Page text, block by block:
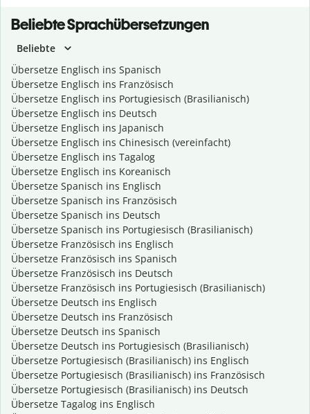
Beliebte Sprachübersetzungen
Beliebte
Übersetze Englisch ins Spanisch
Übersetze Englisch ins Französisch
Übersetze Englisch ins Portugiesisch (Brasilianisch)
Übersetze Englisch ins Deutsch
Übersetze Englisch ins Japanisch
Übersetze Englisch ins Chinesisch (vereinfacht)
Übersetze Englisch ins Tagalog
Übersetze Englisch ins Koreanisch
Übersetze Spanisch ins Englisch
Übersetze Spanisch ins Französisch
Übersetze Spanisch ins Deutsch
Übersetze Spanisch ins Portugiesisch (Brasilianisch)
Übersetze Französisch ins Englisch
Übersetze Französisch ins Spanisch
Übersetze Französisch ins Deutsch
Übersetze Französisch ins Portugiesisch (Brasilianisch)
Übersetze Deutsch ins Englisch
Übersetze Deutsch ins Französisch
Übersetze Deutsch ins Spanisch
Übersetze Deutsch ins Portugiesisch (Brasilianisch)
Übersetze Portugiesisch (Brasilianisch) ins Englisch
Übersetze Portugiesisch (Brasilianisch) ins Französisch
Übersetze Portugiesisch (Brasilianisch) ins Deutsch
Übersetze Tagalog ins Englisch